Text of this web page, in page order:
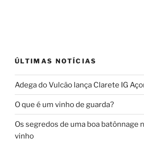
100%
natural”
ÚLTIMAS NOTÍCIAS
Adega do Vulcão lança Clarete IG
O que é um vinho de guarda?
Os segredos de uma boa batônnage
vinho